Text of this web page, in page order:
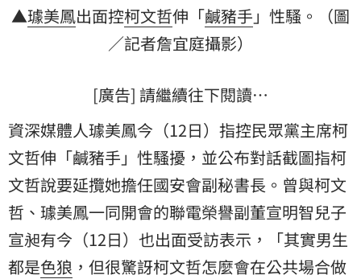
▲璩美鳳出面控柯文哲伸「鹹豬手 」性騷。（圖
／記者詹宜庭攝影）
[廣告] 請繼續往下閱讀…
資深媒體人璩美鳳今（12日）指控民眾黨主席柯
文哲伸「鹹豬手」性騷擾，並公布對話截圖指柯
文哲說要延攬她擔任國安會副秘書長。曾與柯文
哲、璩美鳳一同開會的聯電榮譽副董宣明智兒子
宣昶有今（12日）也出面受訪表示，「其實男生
都是色狼 ，但很驚訝柯文哲怎麼會在公共場合做